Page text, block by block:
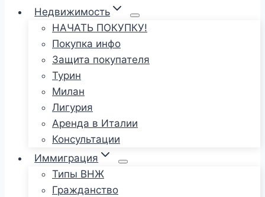
Недвижимость
НАЧАТЬ ПОКУПКУ!
Покупка инфо
Защита покупателя
Турин
Милан
Лигурия
Аренда в Италии
Консультации
Иммиграция
Типы ВНЖ
Гражданство